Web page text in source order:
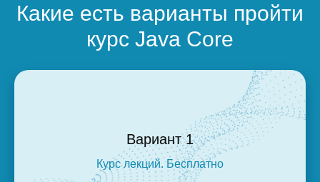
Какие есть варианты пройти
курс Java Core
Вариант 1
Курс лекций. Бесплатно